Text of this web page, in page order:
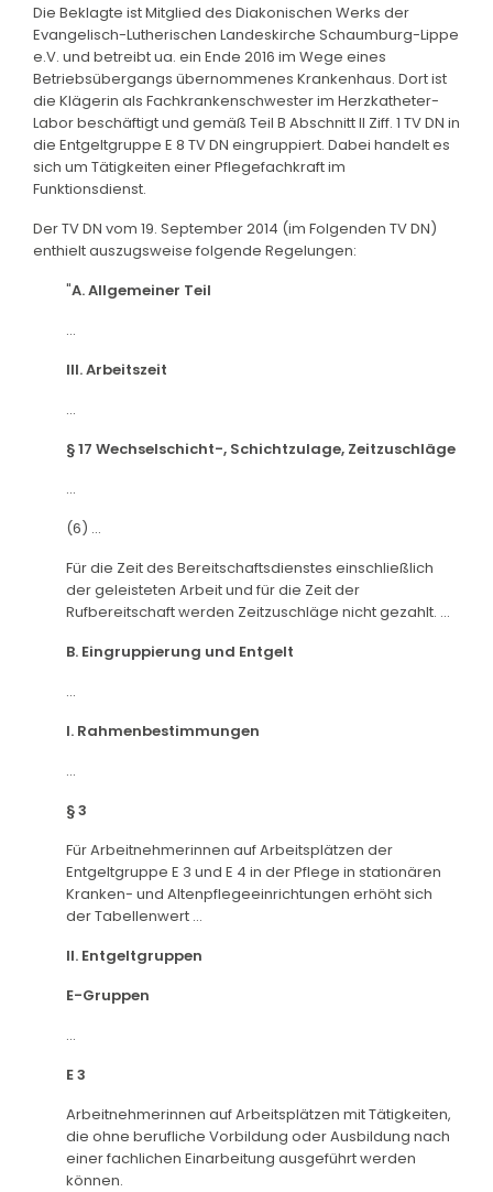
Die Beklagte ist Mitglied des Diakonischen Werks der
Evangelisch-Lutherischen Landeskirche Schaumburg-Lippe
e.V. und betreibt ua. ein Ende 2016 im Wege eines
Betriebsübergangs übernommenes Krankenhaus. Dort ist
die Klägerin als Fachkrankenschwester im Herzkatheter-
Labor beschäftigt und gemäß Teil B Abschnitt II Ziff. 1 TV DN in
die Entgeltgruppe E 8 TV DN eingruppiert. Dabei handelt es
sich um Tätigkeiten einer Pflegefachkraft im
Funktionsdienst.
Der TV DN vom 19. September 2014 (im Folgenden TV DN)
enthielt auszugsweise folgende Regelungen:
"A. Allgemeiner Teil
...
III. Arbeitszeit
...
§ 17 Wechselschicht-, Schichtzulage, Zeitzuschläge
...
(6) ...
Für die Zeit des Bereitschaftsdienstes einschließlich
der geleisteten Arbeit und für die Zeit der
Rufbereitschaft werden Zeitzuschläge nicht gezahlt. ...
B. Eingruppierung und Entgelt
...
I. Rahmenbestimmungen
...
§ 3
Für Arbeitnehmerinnen auf Arbeitsplätzen der
Entgeltgruppe E 3 und E 4 in der Pflege in stationären
Kranken- und Altenpflegeeinrichtungen erhöht sich
der Tabellenwert ...
II. Entgeltgruppen
E-Gruppen
...
E 3
Arbeitnehmerinnen auf Arbeitsplätzen mit Tätigkeiten,
die ohne berufliche Vorbildung oder Ausbildung nach
einer fachlichen Einarbeitung ausgeführt werden
können.